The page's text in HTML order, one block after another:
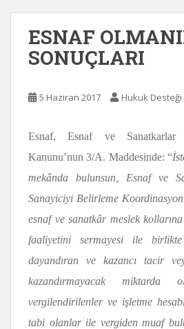
ESNAF
SONUÇLARI
5 Haziran 2017 Hukuk Desteği
Esnaf, Esnaf ve Sanatkarlar
Kanunu’nun 3/A. Maddesinde: “
mekânda bulunsun, Esnaf ve
Sanayiciyi Belirleme
esnaf ve sanatkâr meslek
faaliyetini sermayesi ile birlikte
dayandıran ve kazancı tacir
kazandırmayacak
vergilendirilenler ve işletme
tabi olanlar ile vergiden muaf